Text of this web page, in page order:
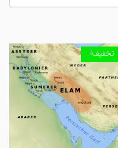
تخفیف!